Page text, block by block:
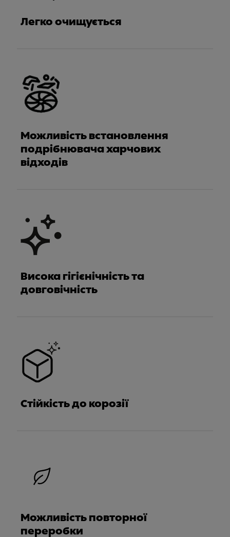
Легко очищується
Можливість встановлення
подрібнювача харчових
відходів
Висока гігієнічність та
довговічність
Стійкість до корозії
Можливість повторної
переробки